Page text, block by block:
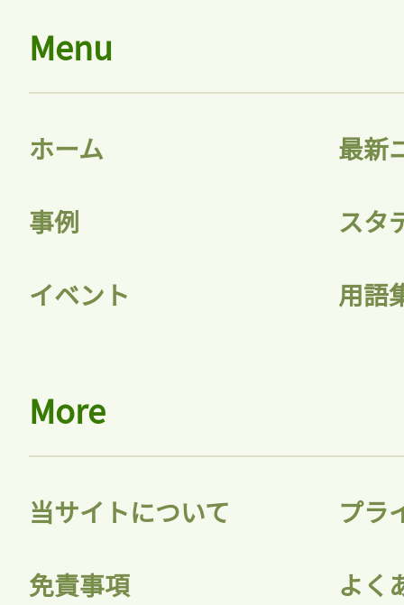
Menu
ホーム 最新
事例 スタ
イベント 用語
More
当サイトについて プラ
免責事項 よく